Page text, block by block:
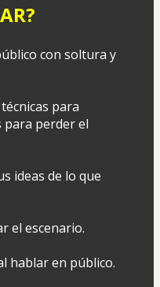
con soltura y
para
perder el
ideas de lo que
el escenario.
hablar en público.